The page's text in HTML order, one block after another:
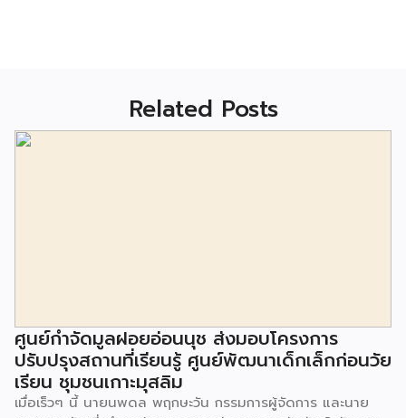
Related Posts
ศูนย์กำจัดมูลฝอยอ่อนนุช ส่งมอบโครงการ
ปรับปรุงสถานที่เรียนรู้ ศูนย์พัฒนาเด็กเล็กก่อนวัย
เรียน ชุมชนเกาะมุสลิม
เมื่อเร็วๆ นี้ นายนพดล พฤกษะวัน กรรมการผู้จัดการ และนาย